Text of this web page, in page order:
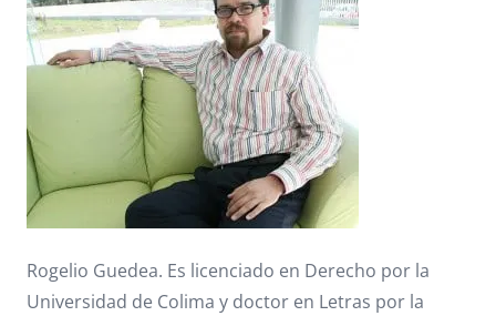
Rogelio Guedea. Es licenciado en Derecho por la
Universidad de Colima y doctor en Letras por la